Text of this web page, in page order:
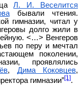
Л. И. Веселится
бывали чтения.
гимназии, читал у
долго жили в
<…> Венгеров
по перу и мечтал
поколении,
проявлялись
, Дима Коковцев,
гимназии”[1].